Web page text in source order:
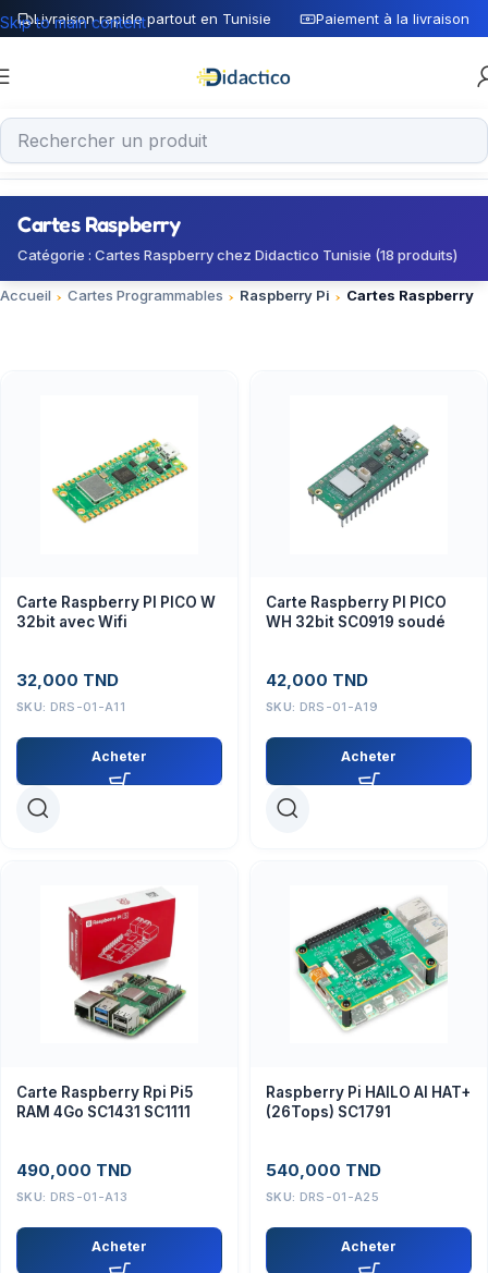
Livraison rapide partout en Tunisie Paiement à la livraison
Skip to main content
Cartes Raspberry
Catégorie : Cartes Raspberry chez Didactico Tunisie (18 produits)
Accueil Cartes Programmables Raspberry Pi Cartes Raspberry
Carte Raspberry PI PICO W
32bit avec Wifi
32,000 TND
SKU: DRS-01-A11
Acheter
Carte Raspberry PI PICO
WH 32bit SC0919 soudé
42,000 TND
SKU: DRS-01-A19
Acheter
Carte Raspberry Rpi Pi5
RAM 4Go SC1431 SC1111
490,000 TND
SKU: DRS-01-A13
Acheter
Raspberry Pi HAILO AI HAT+
(26Tops) SC1791
540,000 TND
SKU: DRS-01-A25
Acheter